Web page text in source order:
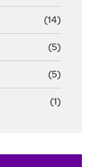
(14)
(5)
(5)
(1)